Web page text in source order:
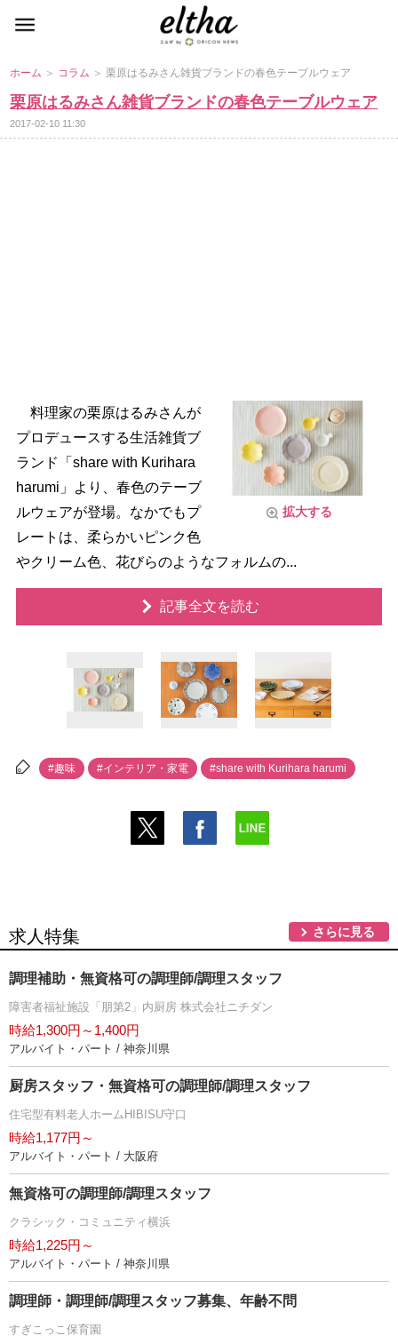
ホーム ＞ コラム ＞ 栗原はるみさん雑貨ブランドの春色テーブルウェア
栗原はるみさん雑貨ブランドの春色テーブルウェア
2017-02-10 11:30
拡大する
料理家の栗原はるみさんが
プロデュースする生活雑貨ブ
ランド「share with Kurihara
harumi」より、春色のテーブ
ルウェアが登場。なかでもプ
レートは、柔らかいピンク色
クリーム色、花びらのようなフォルムの...
記事全文を読む
#趣味 #インテリア・家電 #share with Kurihara harumi
求人特集 さらに見る
調理補助・無資格可の調理師/調理スタッフ
障害者福祉施設「朋第2」内厨房 株式会社ニチダン
時給1,300円～1,400円
アルバイト・パート / 神奈川県
厨房スタッフ・無資格可の調理師/調理スタッフ
住宅型有料老人ホームHIBISU守口
時給1,177円～
アルバイト・パート / 大阪府
無資格可の調理師/調理スタッフ
クラシック・コミュニティ横浜
時給1,225円～
アルバイト・パート / 神奈川県
調理師・調理師/調理スタッフ募集、年齢不問
すぎこっこ保育園